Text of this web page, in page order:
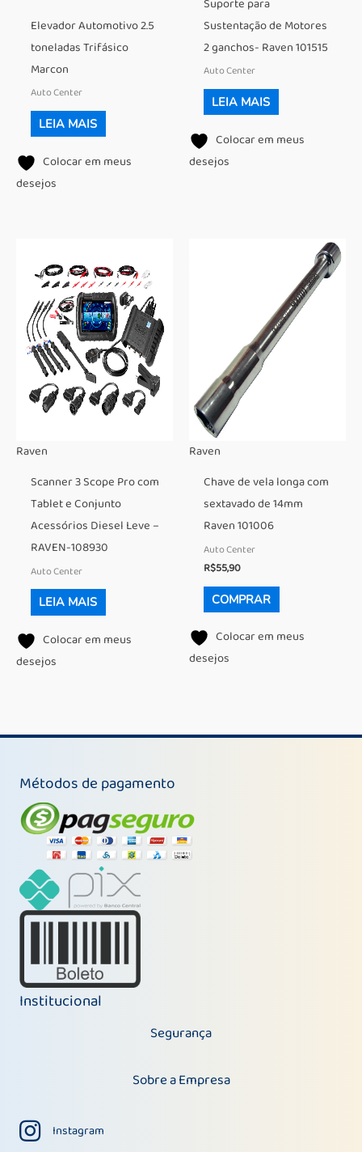
Elevador Automotivo 2.5
toneladas Trifásico
Marcon
Auto Center
LEIA MAIS
Colocar em meus
desejos
Suporte para
Sustentação de Motores
2 ganchos- Raven 101515
Auto Center
LEIA MAIS
Colocar em meus
desejos
Raven
Scanner 3 Scope Pro com
Tablet e Conjunto
Acessórios Diesel Leve –
RAVEN-108930
Auto Center
LEIA MAIS
Colocar em meus
desejos
Raven
Chave de vela longa com
sextavado de 14mm
Raven 101006
Auto Center
R$55,90
COMPRAR
Colocar em meus
desejos
Métodos de pagamento
Institucional
Segurança
Sobre a Empresa
InstagramInstagram